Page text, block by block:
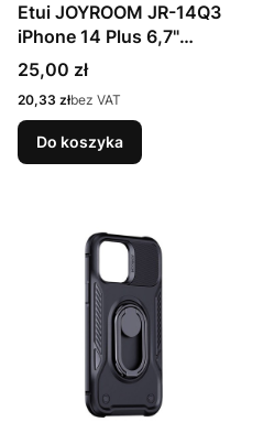
Etui JOYROOM JR-14Q3
iPhone 14 Plus 6,7"
(czarne)
Cena
25,00 zł
Cena
20,33 złbez VAT
Do koszyka